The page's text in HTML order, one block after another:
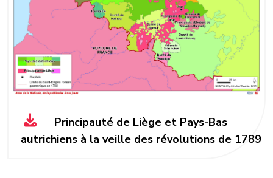
Principauté de Liège et Pays-Bas
autrichiens à la veille des révolutions de 1789